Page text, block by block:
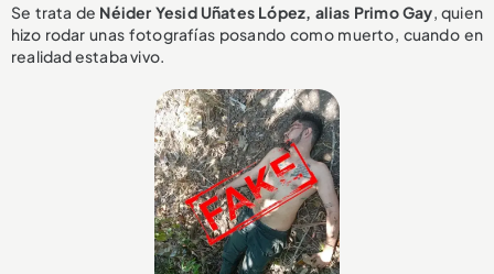
Se trata de Néider Yesid Uñates López, alias Primo Gay, quien
hizo rodar unas fotografías posando como muerto, cuando en
realidad estaba vivo.